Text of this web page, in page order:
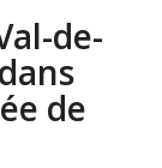
de-
de